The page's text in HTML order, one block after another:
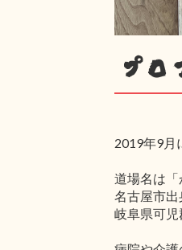
プロ
2019年9月
道場名は
名古屋市出
岐阜県可児